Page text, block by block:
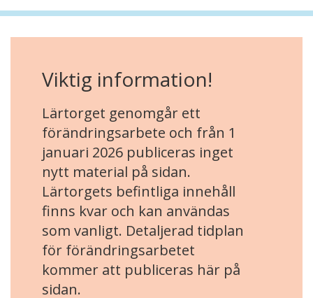
Viktig information!
Lärtorget genomgår ett
förändringsarbete och från 1
januari 2026 publiceras inget
nytt material på sidan.
Lärtorgets befintliga innehåll
finns kvar och kan användas
som vanligt. Detaljerad tidplan
för förändringsarbetet
kommer att publiceras här på
sidan.